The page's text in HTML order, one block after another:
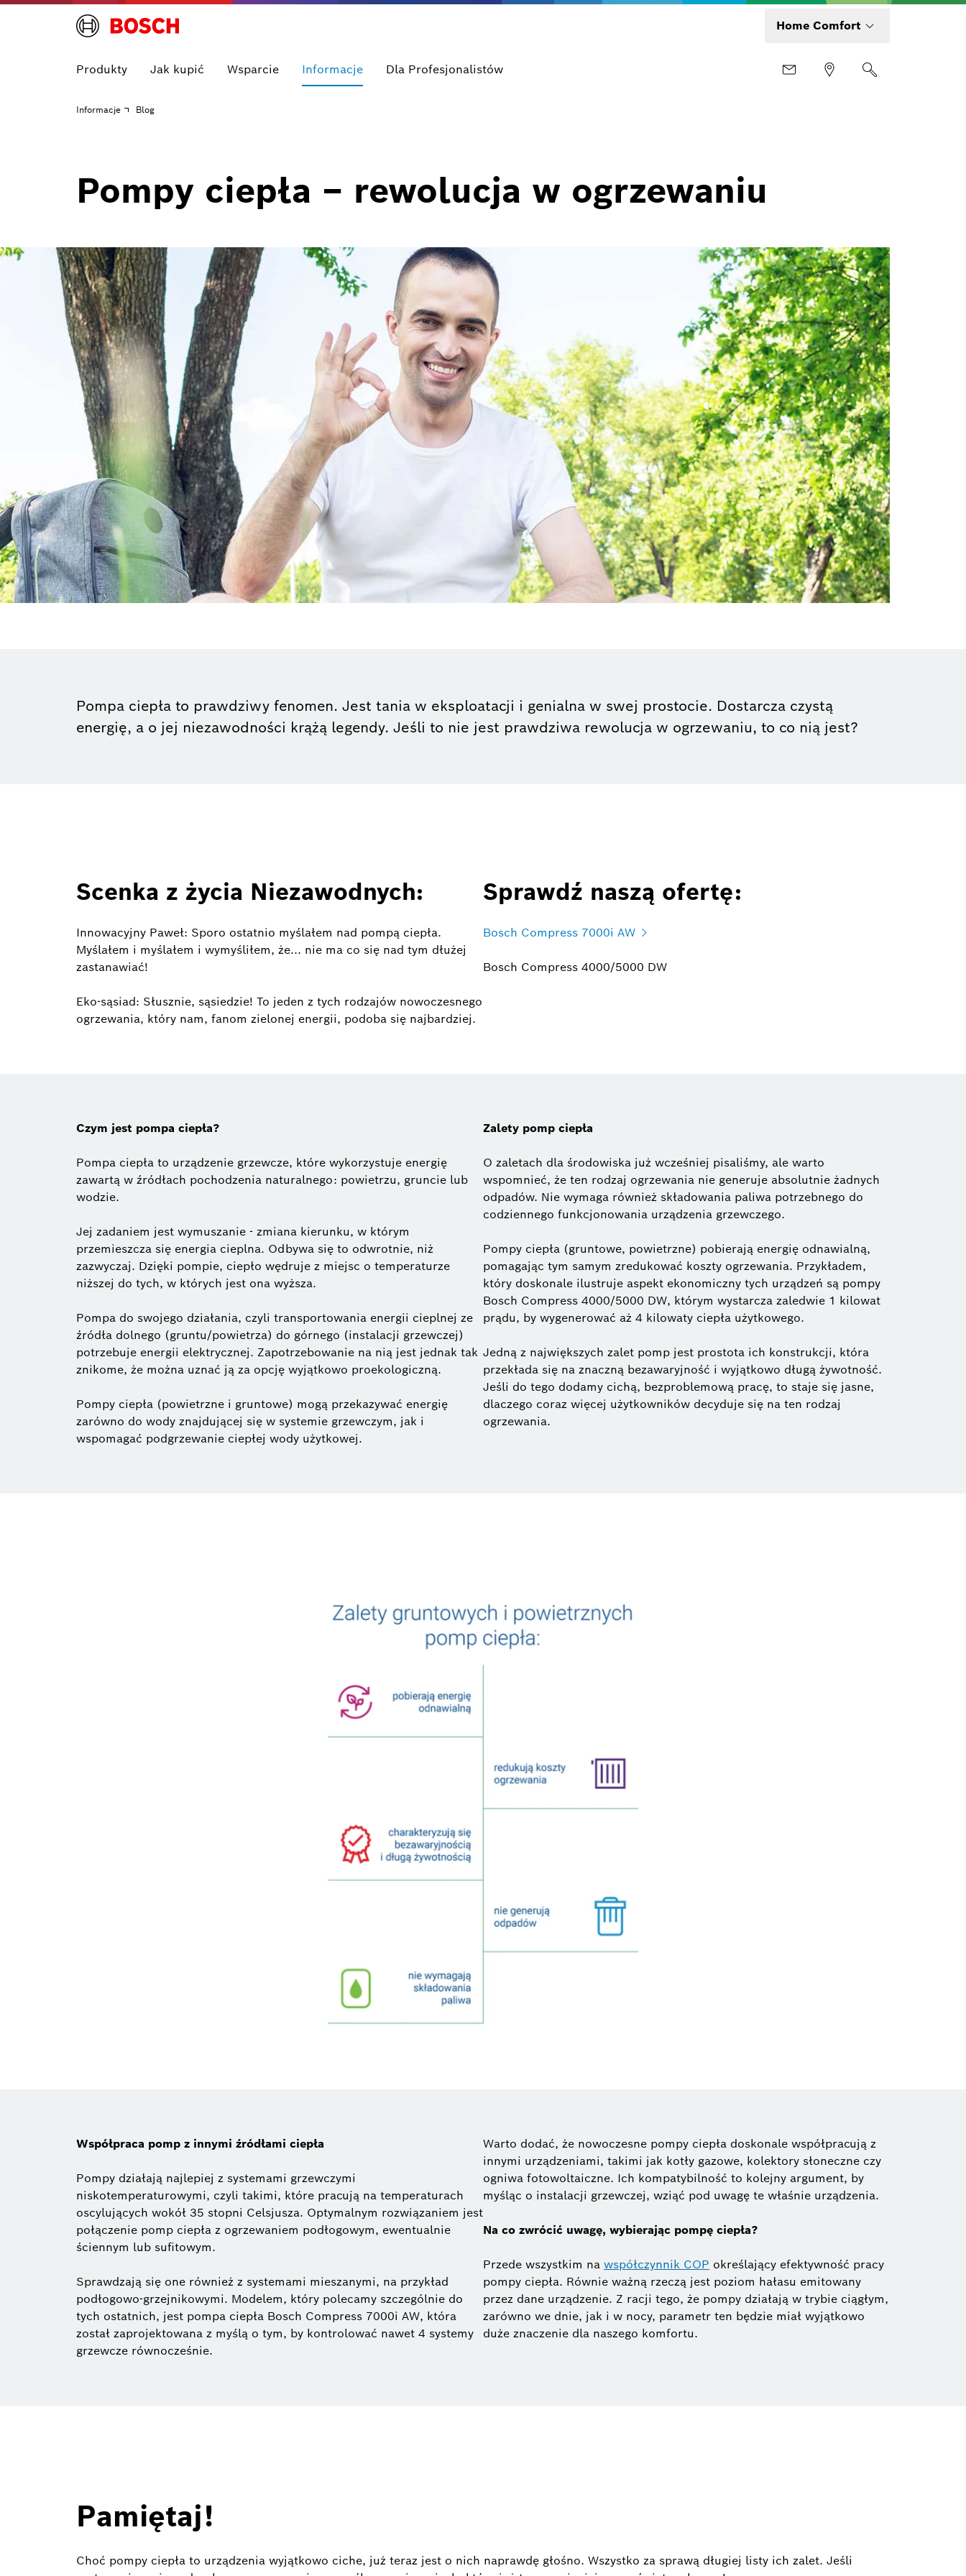
Home Comfort
Produkty Jak kupić Wsparcie Informacje Dla Profesjonalistów
Informacje Blog
Pompy ciepła – rewolucja w ogrzewaniu
Pompa ciepła to prawdziwy fenomen. Jest tania w eksploatacji i genialna w swej prostocie. Dostarcza czystą
energię, a o jej niezawodności krążą legendy. Jeśli to nie jest prawdziwa rewolucja w ogrzewaniu, to co nią jest?
Scenka z życia Niezawodnych:
Innowacyjny Paweł: Sporo ostatnio myślałem nad pompą ciepła.
Myślałem i myślałem i wymyśliłem, że... nie ma co się nad tym dłużej
zastanawiać!
Eko-sąsiad: Słusznie, sąsiedzie! To jeden z tych rodzajów nowoczesnego
ogrzewania, który nam, fanom zielonej energii, podoba się najbardziej.
Sprawdź naszą ofertę:
Bosch Compress 7000i AW
Bosch Compress 4000/5000 DW
Czym jest pompa ciepła?
Pompa ciepła to urządzenie grzewcze, które wykorzystuje energię
zawartą w źródłach pochodzenia naturalnego: powietrzu, gruncie lub
wodzie.
Jej zadaniem jest wymuszanie - zmiana kierunku, w którym
przemieszcza się energia cieplna. Odbywa się to odwrotnie, niż
zazwyczaj. Dzięki pompie, ciepło wędruje z miejsc o temperaturze
niższej do tych, w których jest ona wyższa.
Pompa do swojego działania, czyli transportowania energii cieplnej ze
źródła dolnego (gruntu/powietrza) do górnego (instalacji grzewczej)
potrzebuje energii elektrycznej. Zapotrzebowanie na nią jest jednak tak
znikome, że można uznać ją za opcję wyjątkowo proekologiczną.
Pompy ciepła (powietrzne i gruntowe) mogą przekazywać energię
zarówno do wody znajdującej się w systemie grzewczym, jak i
wspomagać podgrzewanie ciepłej wody użytkowej.
Zalety pomp ciepła
O zaletach dla środowiska już wcześniej pisaliśmy, ale warto
wspomnieć, że ten rodzaj ogrzewania nie generuje absolutnie żadnych
odpadów. Nie wymaga również składowania paliwa potrzebnego do
codziennego funkcjonowania urządzenia grzewczego.
Pompy ciepła (gruntowe, powietrzne) pobierają energię odnawialną,
pomagając tym samym zredukować koszty ogrzewania. Przykładem,
który doskonale ilustruje aspekt ekonomiczny tych urządzeń są pompy
Bosch Compress 4000/5000 DW, którym wystarcza zaledwie 1 kilowat
prądu, by wygenerować aż 4 kilowaty ciepła użytkowego.
Jedną z największych zalet pomp jest prostota ich konstrukcji, która
przekłada się na znaczną bezawaryjność i wyjątkowo długą żywotność.
Jeśli do tego dodamy cichą, bezproblemową pracę, to staje się jasne,
dlaczego coraz więcej użytkowników decyduje się na ten rodzaj
ogrzewania.
Współpraca pomp z innymi źródłami ciepła
Pompy działają najlepiej z systemami grzewczymi
niskotemperaturowymi, czyli takimi, które pracują na temperaturach
oscylujących wokół 35 stopni Celsjusza. Optymalnym rozwiązaniem jest
połączenie pomp ciepła z ogrzewaniem podłogowym, ewentualnie
ściennym lub sufitowym.
Sprawdzają się one również z systemami mieszanymi, na przykład
podłogowo-grzejnikowymi. Modelem, który polecamy szczególnie do
tych ostatnich, jest pompa ciepła Bosch Compress 7000i AW, która
został zaprojektowana z myślą o tym, by kontrolować nawet 4 systemy
grzewcze równocześnie.
Warto dodać, że nowoczesne pompy ciepła doskonale współpracują z
innymi urządzeniami, takimi jak kotły gazowe, kolektory słoneczne czy
ogniwa fotowoltaiczne. Ich kompatybilność to kolejny argument, by
myśląc o instalacji grzewczej, wziąć pod uwagę te właśnie urządzenia.
Na co zwrócić uwagę, wybierając pompę ciepła?
Przede wszystkim na współczynnik COP określający efektywność pracy
pompy ciepła. Równie ważną rzeczą jest poziom hałasu emitowany
przez dane urządzenie. Z racji tego, że pompy działają w trybie ciągłym,
zarówno we dnie, jak i w nocy, parametr ten będzie miał wyjątkowo
duże znaczenie dla naszego komfortu.
Pamiętaj!
Choć pompy ciepła to urządzenia wyjątkowo ciche, już teraz jest o nich naprawdę głośno. Wszystko za sprawą długiej listy ich zalet. Jeśli